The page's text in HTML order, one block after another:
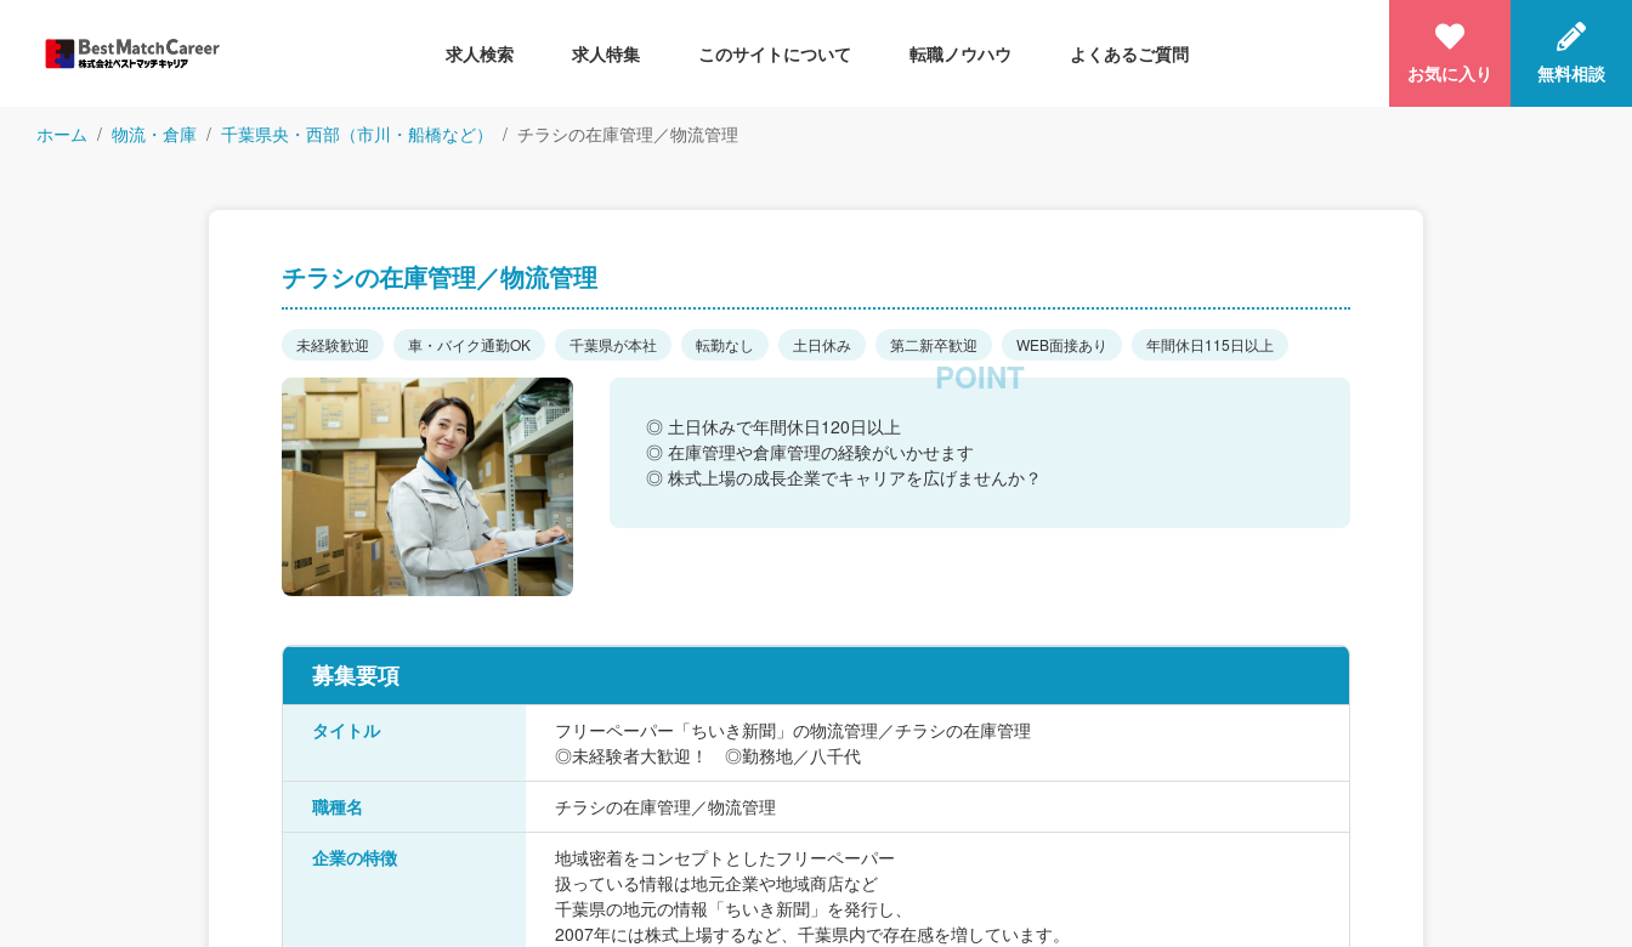
求人検索 求人特集 このサイトについて 転職ノウハウ
よくあるご質問
お気に入り
無料相談
ホーム 物流・倉庫 千葉県央・西部（市川・船橋など） チラシの在庫管理／物流管理
チラシの在庫管理／物流管理
未経験歓迎 車・バイク通勤OK 千葉県が本社 転勤なし 土日休み 第二新卒歓迎 WEB面接あり 年間休日115日以上
◎ 土日休みで年間休日120日以上
◎ 在庫管理や倉庫管理の経験がいかせます
◎ 株式上場の成長企業でキャリアを広げませんか？
募集要項
タイトル
フリーペーパー「ちいき新聞」の物流管理／チラシの在庫管理
◎未経験者大歓迎！ ◎勤務地／八千代
職種名 チラシの在庫管理／物流管理
企業の特徴
地域密着をコンセプトとしたフリーペーパー
扱っている情報は地元企業や地域商店など
千葉県の地元の情報「ちいき新聞」を発行し、
2007年には株式上場するなど、千葉県内で存在感を増しています。